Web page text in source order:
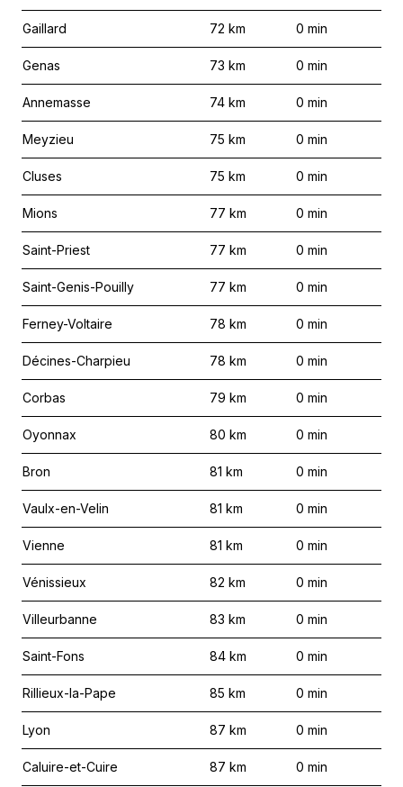
Gaillard 72 km 0 min
Genas 73 km 0 min
Annemasse 74 km 0 min
Meyzieu 75 km 0 min
Cluses 75 km 0 min
Mions 77 km 0 min
Saint-Priest 77 km 0 min
Saint-Genis-Pouilly 77 km 0 min
Ferney-Voltaire 78 km 0 min
Décines-Charpieu 78 km 0 min
Corbas 79 km 0 min
Oyonnax 80 km 0 min
Bron 81 km 0 min
Vaulx-en-Velin 81 km 0 min
Vienne 81 km 0 min
Vénissieux 82 km 0 min
Villeurbanne 83 km 0 min
Saint-Fons 84 km 0 min
Rillieux-la-Pape 85 km 0 min
Lyon 87 km 0 min
Caluire-et-Cuire 87 km 0 min